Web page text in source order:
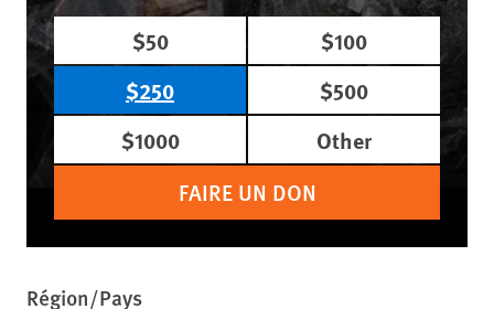
$50
$100
$250
$500
$1000
Other
FAIRE UN DON
Région/Pays